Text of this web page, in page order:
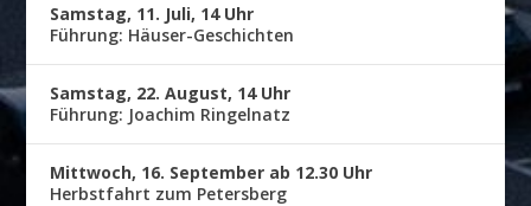
Samstag, 11. Juli, 14 Uhr
Führung: Häuser-Geschichten
Samstag, 22. August, 14 Uhr
Führung: Joachim Ringelnatz
Mittwoch, 16. September ab 12.30 Uhr
Herbstfahrt zum Petersberg